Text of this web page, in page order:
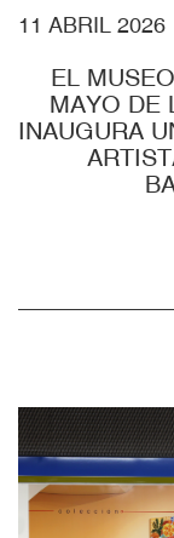
11 ABRIL 2026
EL
MAYO DE
INAUGURA